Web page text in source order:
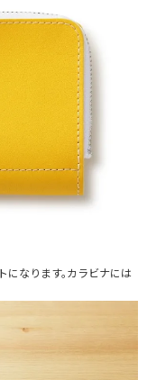
になります。カラビナには